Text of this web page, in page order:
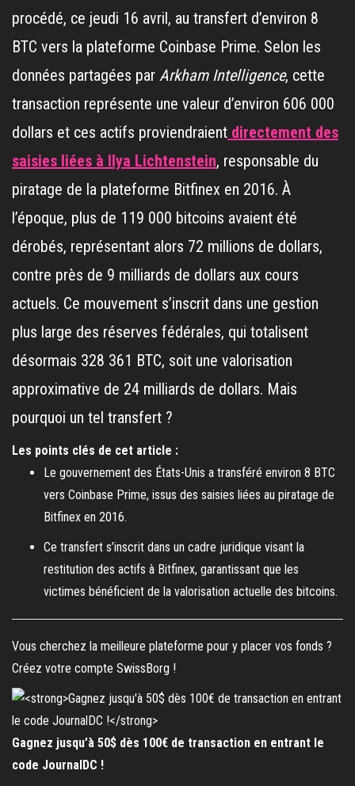
procédé, ce jeudi 16 avril, au transfert d’environ 8
BTC vers la plateforme Coinbase Prime. Selon les
données partagées par Arkham Intelligence, cette
transaction représente une valeur d’environ 606 000
dollars et ces actifs proviendraient directement des
saisies liées à Ilya Lichtenstein, responsable du
piratage de la plateforme Bitfinex en 2016. À
l’époque, plus de 119 000 bitcoins avaient été
dérobés, représentant alors 72 millions de dollars,
contre près de 9 milliards de dollars aux cours
actuels. Ce mouvement s’inscrit dans une gestion
plus large des réserves fédérales, qui totalisent
désormais 328 361 BTC, soit une valorisation
approximative de 24 milliards de dollars. Mais
pourquoi un tel transfert ?
Les points clés de cet article :
Le gouvernement des États-Unis a transféré environ 8 BTC
vers Coinbase Prime, issus des saisies liées au piratage de
Bitfinex en 2016.
Ce transfert s’inscrit dans un cadre juridique visant la
restitution des actifs à Bitfinex, garantissant que les
victimes bénéficient de la valorisation actuelle des bitcoins.
Vous cherchez la meilleure plateforme pour y placer vos fonds ?
Créez votre compte SwissBorg !
Gagnez jusqu’à 50$ dès 100€ de transaction en entrant le
code JournalDC !